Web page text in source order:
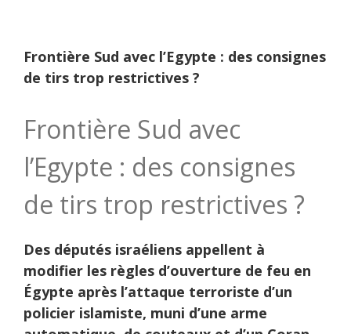
Frontière Sud avec l’Egypte : des consignes
de tirs trop restrictives ?
Frontière Sud avec
l’Egypte : des consignes
de tirs trop restrictives ?
Des députés israéliens appellent à
modifier les règles d’ouverture de feu en
Égypte après l’attaque terroriste d’un
policier islamiste, muni d’une arme